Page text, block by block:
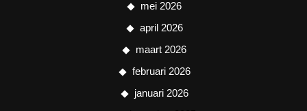
mei 2026
april 2026
maart 2026
februari 2026
januari 2026